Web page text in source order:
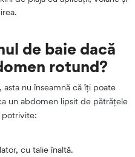
de baie dacă
rotund?
nu înseamnă că îți poate
un abdomen lipsit de pătrățele
potrivite:
cu talie înaltă.